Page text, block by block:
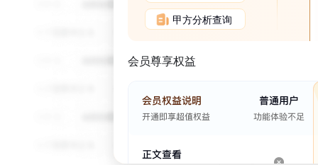
甲方分析查询
会员尊享权益